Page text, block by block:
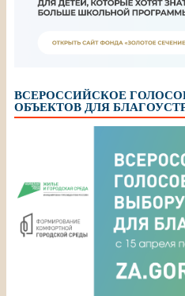
ВСЕРОССИЙСКОЕ
ОБЪЕКТОВ ДЛЯ